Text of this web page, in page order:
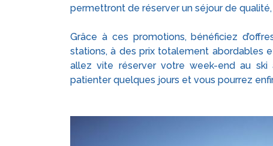
permettront de réserver un séjour de
Grâce à ces promotions, bénéficiez
stations, à des prix totalement abordables
allez vite réserver votre week-end au ski
patienter quelques jours et vous pourrez